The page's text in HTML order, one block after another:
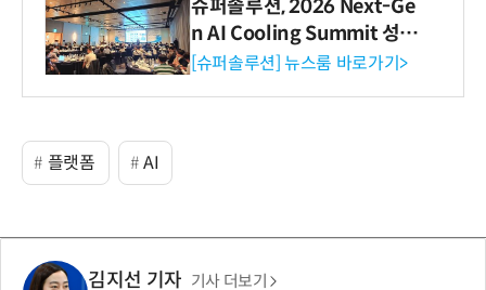
슈퍼솔루션, 2026 Next-Ge
n AI Cooling Summit 성황
리 성료
[슈퍼솔루션] 뉴스룸 바로가기>
플랫폼 AI
김지선 기자 기사 더보기